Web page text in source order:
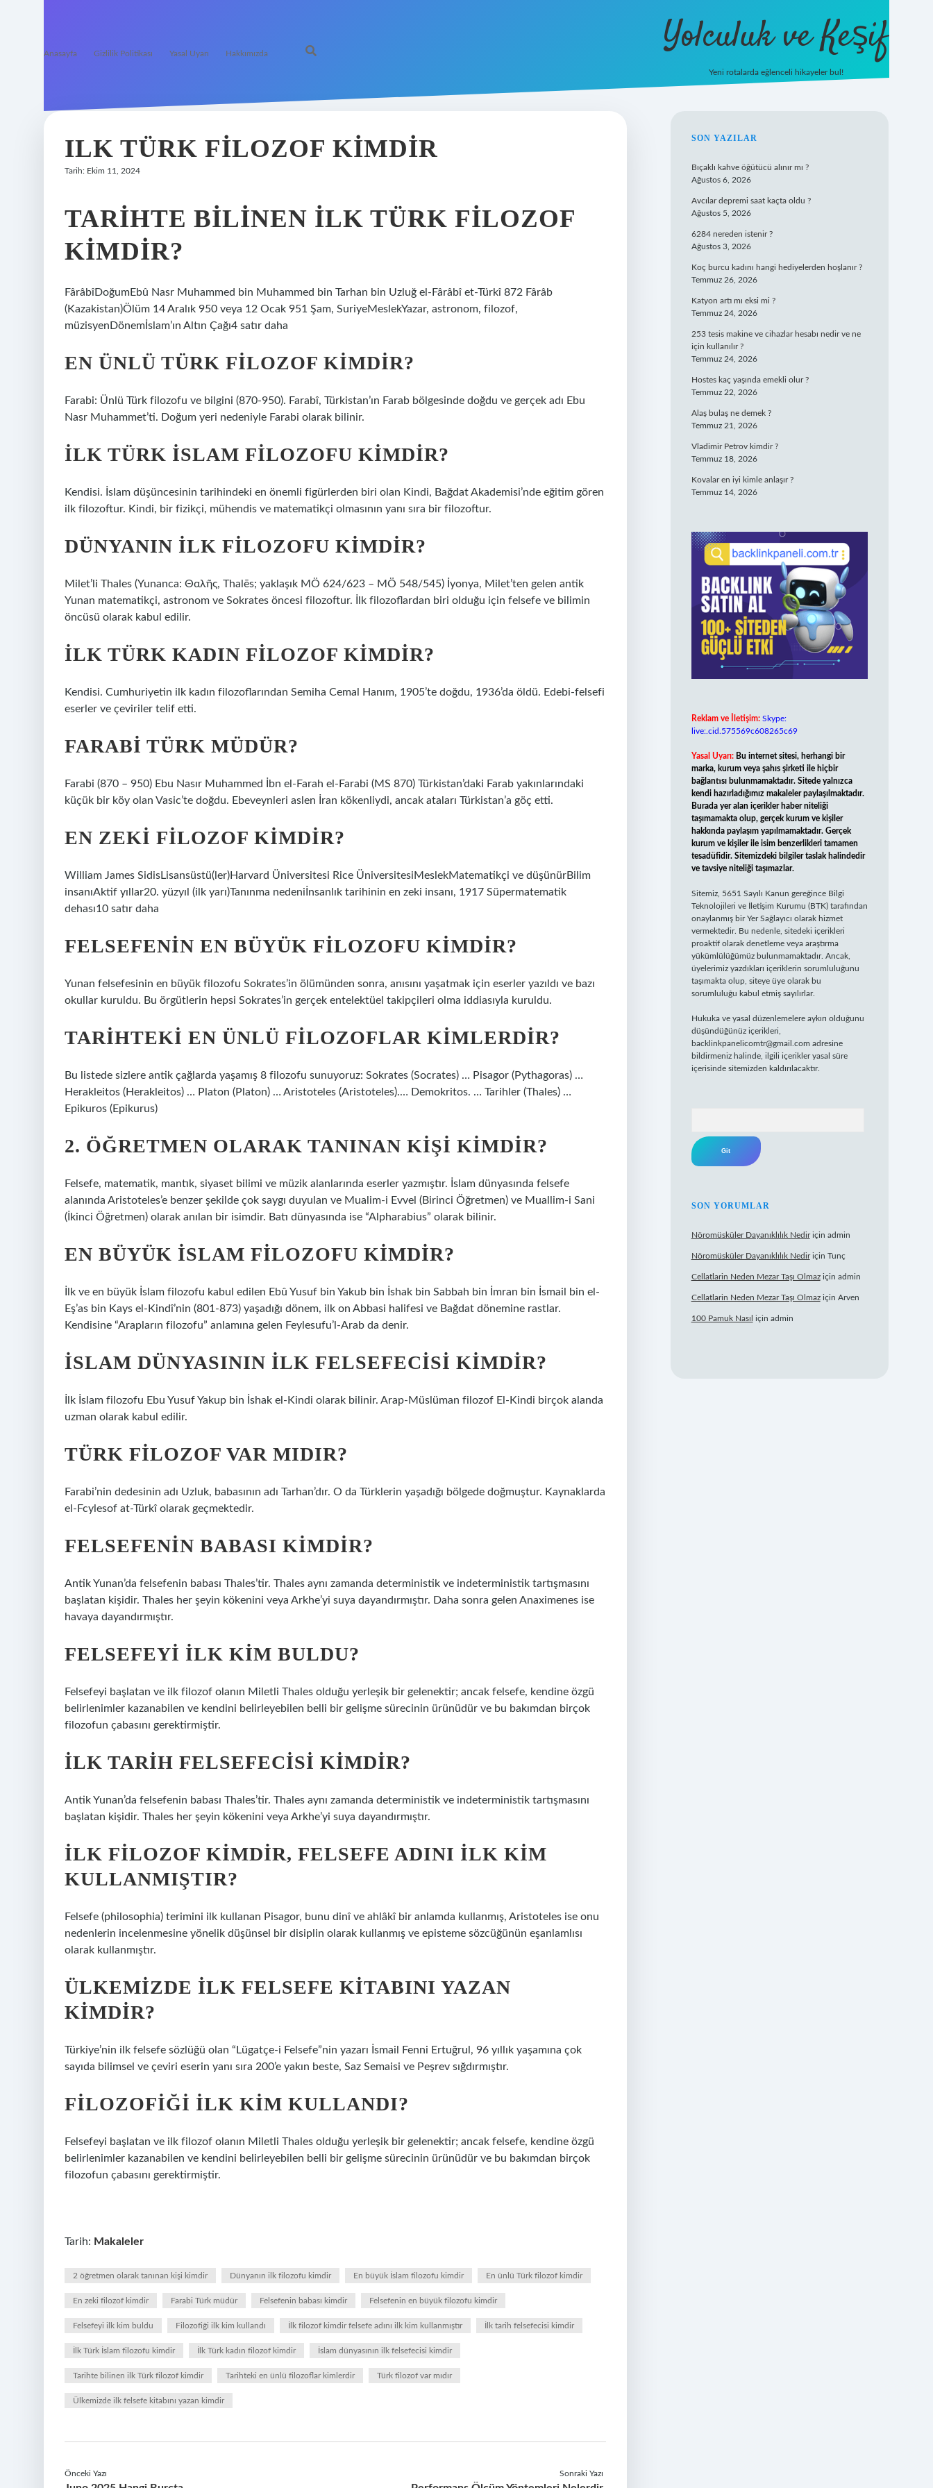
Anasayfa Gizlilik Politikası Yasal Uyarı Hakkımızda Yolculuk ve Keşif
Yeni rotalarda eğlenceli hikayeler bul!
ILK TÜRK FILOZOF KIMDIR
Tarih: Ekim 11, 2024
TARIHTE BILINEN ILK TÜRK FILOZOF
KIMDIR?
FârâbîDoğumEbû Nasr Muhammed bin Muhammed bin Tarhan bin Uzluğ el-Fârâbî et-Türkî 872 Fârâb
(Kazakistan)Ölüm 14 Aralık 950 veya 12 Ocak 951 Şam, SuriyeMeslekYazar, astronom, filozof,
müzisyenDönemİslam’ın Altın Çağı4 satır daha
EN ÜNLÜ TÜRK FILOZOF KIMDIR?
Farabi: Ünlü Türk filozofu ve bilgini (870-950). Farabî, Türkistan’ın Farab bölgesinde doğdu ve gerçek adı Ebu
Nasr Muhammet’ti. Doğum yeri nedeniyle Farabi olarak bilinir.
İLK TÜRK İSLAM FILOZOFU KIMDIR?
Kendisi. İslam düşüncesinin tarihindeki en önemli figürlerden biri olan Kindi, Bağdat Akademisi’nde eğitim gören
ilk filozoftur. Kindi, bir fizikçi, mühendis ve matematikçi olmasının yanı sıra bir filozoftur.
DÜNYANIN ILK FILOZOFU KIMDIR?
Milet’li Thales (Yunanca: Θαλῆς, Thalēs; yaklaşık MÖ 624/623 – MÖ 548/545) İyonya, Milet’ten gelen antik
Yunan matematikçi, astronom ve Sokrates öncesi filozoftur. İlk filozoflardan biri olduğu için felsefe ve bilimin
öncüsü olarak kabul edilir.
İLK TÜRK KADIN FILOZOF KIMDIR?
Kendisi. Cumhuriyetin ilk kadın filozoflarından Semiha Cemal Hanım, 1905’te doğdu, 1936’da öldü. Edebi-felsefi
eserler ve çeviriler telif etti.
FARABI TÜRK MÜDÜR?
Farabi (870 – 950) Ebu Nasır Muhammed İbn el-Farah el-Farabi (MS 870) Türkistan’daki Farab yakınlarındaki
küçük bir köy olan Vasic’te doğdu. Ebeveynleri aslen İran kökenliydi, ancak ataları Türkistan’a göç etti.
EN ZEKI FILOZOF KIMDIR?
William James SidisLisansüstü(ler)Harvard Üniversitesi Rice ÜniversitesiMeslekMatematikçi ve düşünürBilim
insanıAktif yıllar20. yüzyıl (ilk yarı)Tanınma nedeniİnsanlık tarihinin en zeki insanı, 1917 Süpermatematik
dehası10 satır daha
FELSEFENIN EN BÜYÜK FILOZOFU KIMDIR?
Yunan felsefesinin en büyük filozofu Sokrates’in ölümünden sonra, anısını yaşatmak için eserler yazıldı ve bazı
okullar kuruldu. Bu örgütlerin hepsi Sokrates’in gerçek entelektüel takipçileri olma iddiasıyla kuruldu.
TARIHTEKI EN ÜNLÜ FILOZOFLAR KIMLERDIR?
Bu listede sizlere antik çağlarda yaşamış 8 filozofu sunuyoruz: Sokrates (Socrates) … Pisagor (Pythagoras) …
Herakleitos (Herakleitos) … Platon (Platon) … Aristoteles (Aristoteles).​… Demokritos. … Tarihler (Thales) …
Epikuros (Epikurus)
2. ÖĞRETMEN OLARAK TANINAN KIŞI KIMDIR?
Felsefe, matematik, mantık, siyaset bilimi ve müzik alanlarında eserler yazmıştır. İslam dünyasında felsefe
alanında Aristoteles’e benzer şekilde çok saygı duyulan ve Mualim-i Evvel (Birinci Öğretmen) ve Muallim-i Sani
(İkinci Öğretmen) olarak anılan bir isimdir. Batı dünyasında ise “Alpharabius” olarak bilinir.
EN BÜYÜK İSLAM FILOZOFU KIMDIR?
İlk ve en büyük İslam filozofu kabul edilen Ebû Yusuf bin Yakub bin İshak bin Sabbah bin İmran bin İsmail bin el-
Eş’as bin Kays el-Kindî’nin (801-873) yaşadığı dönem, ilk on Abbasi halifesi ve Bağdat dönemine rastlar.
Kendisine “Arapların filozofu” anlamına gelen Feylesufu’l-Arab da denir.
İSLAM DÜNYASININ ILK FELSEFECISI KIMDIR?
İlk İslam filozofu Ebu Yusuf Yakup bin İshak el-Kindi olarak bilinir. Arap-Müslüman filozof El-Kindi birçok alanda
uzman olarak kabul edilir.
TÜRK FILOZOF VAR MIDIR?
Farabi’nin dedesinin adı Uzluk, babasının adı Tarhan’dır. O da Türklerin yaşadığı bölgede doğmuştur. Kaynaklarda
el-Fcylesof at-Türkî olarak geçmektedir.
FELSEFENIN BABASI KIMDIR?
Antik Yunan’da felsefenin babası Thales’tir. Thales aynı zamanda deterministik ve indeterministik tartışmasını
başlatan kişidir. Thales her şeyin kökenini veya Arkhe’yi suya dayandırmıştır. Daha sonra gelen Anaximenes ise
havaya dayandırmıştır.
FELSEFEYI ILK KIM BULDU?
Felsefeyi başlatan ve ilk filozof olanın Miletli Thales olduğu yerleşik bir gelenektir; ancak felsefe, kendine özgü
belirlenimler kazanabilen ve kendini belirleyebilen belli bir gelişme sürecinin ürünüdür ve bu bakımdan birçok
filozofun çabasını gerektirmiştir.
İLK TARIH FELSEFECISI KIMDIR?
Antik Yunan’da felsefenin babası Thales’tir. Thales aynı zamanda deterministik ve indeterministik tartışmasını
başlatan kişidir. Thales her şeyin kökenini veya Arkhe’yi suya dayandırmıştır.
İLK FILOZOF KIMDIR, FELSEFE ADINI ILK KIM
KULLANMIŞTIR?
Felsefe (philosophia) terimini ilk kullanan Pisagor, bunu dinî ve ahlâkî bir anlamda kullanmış, Aristoteles ise onu
nedenlerin incelenmesine yönelik düşünsel bir disiplin olarak kullanmış ve episteme sözcüğünün eşanlamlısı
olarak kullanmıştır.
ÜLKEMIZDE ILK FELSEFE KITABINI YAZAN
KIMDIR?
Türkiye’nin ilk felsefe sözlüğü olan “Lügatçe-i Felsefe”nin yazarı İsmail Fenni Ertuğrul, 96 yıllık yaşamına çok
sayıda bilimsel ve çeviri eserin yanı sıra 200’e yakın beste, Saz Semaisi ve Peşrev sığdırmıştır.
FILOZOFIĞI ILK KIM KULLANDI?
Felsefeyi başlatan ve ilk filozof olanın Miletli Thales olduğu yerleşik bir gelenektir; ancak felsefe, kendine özgü
belirlenimler kazanabilen ve kendini belirleyebilen belli bir gelişme sürecinin ürünüdür ve bu bakımdan birçok
filozofun çabasını gerektirmiştir.
Tarih: Makaleler
2 öğretmen olarak tanınan kişi kimdir Dünyanın ilk filozofu kimdir En büyük İslam filozofu kimdir En ünlü Türk filozof kimdir
En zeki filozof kimdir Farabi Türk müdür Felsefenin babası kimdir Felsefenin en büyük filozofu kimdir
Felsefeyi ilk kim buldu Filozofiği ilk kim kullandı İlk filozof kimdir felsefe adını ilk kim kullanmıştır İlk tarih felsefecisi kimdir
İlk Türk İslam filozofu kimdir İlk Türk kadın filozof kimdir İslam dünyasının ilk felsefecisi kimdir
Tarihte bilinen ilk Türk filozof kimdir Tarihteki en ünlü filozoflar kimlerdir Türk filozof var mıdır
Ülkemizde ilk felsefe kitabını yazan kimdir
Önceki Yazı Sonraki Yazı
SIDEBAR
SON YAZILAR
Bıçaklı kahve öğütücü alınır mı ?
Ağustos 6, 2026
Avcılar depremi saat kaçta oldu ?
Ağustos 5, 2026
6284 nereden istenir ?
Ağustos 3, 2026
Koç burcu kadını hangi hediyelerden hoşlanır ?
Temmuz 26, 2026
Katyon artı mı eksi mi ?
Temmuz 24, 2026
253 tesis makine ve cihazlar hesabı nedir ve ne
için kullanılır ?
Temmuz 24, 2026
Hostes kaç yaşında emekli olur ?
Temmuz 22, 2026
Alaş bulaş ne demek ?
Temmuz 21, 2026
Vladimir Petrov kimdir ?
Temmuz 18, 2026
Kovalar en iyi kimle anlaşır ?
Temmuz 14, 2026
Reklam ve İletişim: Skype:
live:.cid.575569c608265c69
Yasal Uyarı: Bu internet sitesi, herhangi bir
marka, kurum veya şahıs şirketi ile hiçbir
bağlantısı bulunmamaktadır. Sitede yalnızca
kendi hazırladığımız makaleler paylaşılmaktadır.
Burada yer alan içerikler haber niteliği
taşımamakta olup, gerçek kurum ve kişiler
hakkında paylaşım yapılmamaktadır. Gerçek
kurum ve kişiler ile isim benzerlikleri tamamen
tesadüfidir. Sitemizdeki bilgiler taslak halindedir
ve tavsiye niteliği taşımazlar.
Sitemiz, 5651 Sayılı Kanun gereğince Bilgi
Teknolojileri ve İletişim Kurumu (BTK) tarafından
onaylanmış bir Yer Sağlayıcı olarak hizmet
vermektedir. Bu nedenle, sitedeki içerikleri
proaktif olarak denetleme veya araştırma
yükümlülüğümüz bulunmamaktadır. Ancak,
üyelerimiz yazdıkları içeriklerin sorumluluğunu
taşımakta olup, siteye üye olarak bu
sorumluluğu kabul etmiş sayılırlar.
Hukuka ve yasal düzenlemelere aykırı olduğunu
düşündüğünüz içerikleri,
backlinkpanelicomtr@gmail.com adresine
bildirmeniz halinde, ilgili içerikler yasal süre
içerisinde sitemizden kaldırılacaktır.
SON YORUMLAR
Nöromüsküler Dayanıklılık Nediriçin admin
Nöromüsküler Dayanıklılık Nediriçin Tunç
Cellatlarin Neden Mezar Taşı Olmaziçin admin
Cellatlarin Neden Mezar Taşı Olmaziçin Arven
100 Pamuk Nasıl için admin